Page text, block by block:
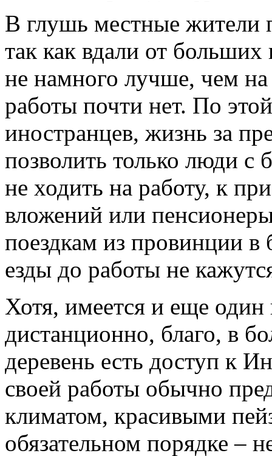
В глушь местные жители
так как вдали от больших
не намного лучше, чем
работы почти нет. По
иностранцев, жизнь за
позволить только люди
не ходить на работу, к
вложений или
поездкам из провинции в
езды до работы не
Хотя, имеется и еще один
дистанционно, благо, в
деревень есть доступ к
своей работы обычно
климатом, красивыми
обязательном порядке –